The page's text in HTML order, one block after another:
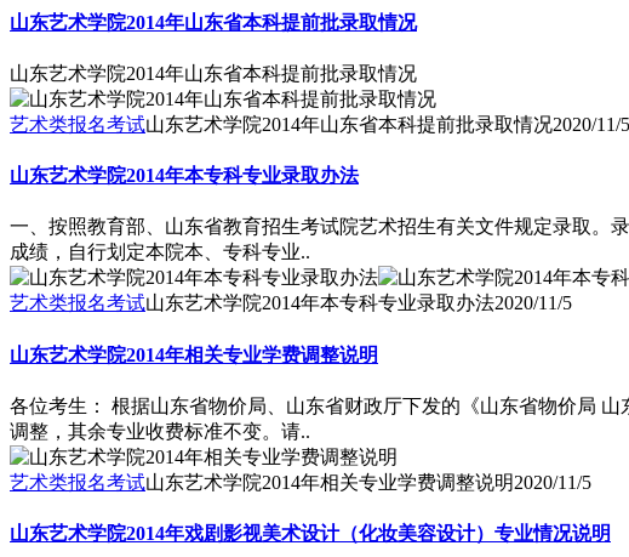
山东艺术学院2014年山东省本科提前批录取情况
山东艺术学院2014年山东省本科提前批录取情况
艺术类报名考试山东艺术学院2014年山东省本科提前批录取情况2020/11/5
山东艺术学院2014年本专科专业录取办法
一、按照教育部、山东省教育招生考试院艺术招生有关文件规定录取。
成绩，自行划定本院本、专科专业..
艺术类报名考试山东艺术学院2014年本专科专业录取办法2020/11/5
山东艺术学院2014年相关专业学费调整说明
各位考生： 根据山东省物价局、山东省财政厅下发的《山东省物价局
调整，其余专业收费标准不变。请..
艺术类报名考试山东艺术学院2014年相关专业学费调整说明2020/11/5
山东艺术学院2014年戏剧影视美术设计（化妆美容设计）专业情况说明